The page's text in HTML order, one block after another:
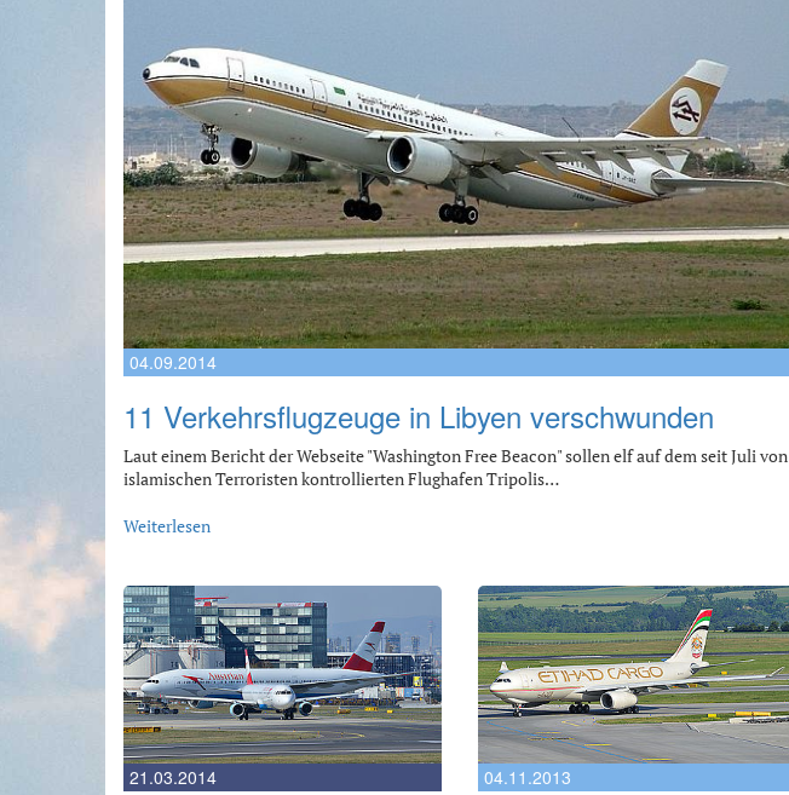
04.09.2014
11 Verkehrsflugzeuge in Libyen verschwunden
Laut einem Bericht der Webseite "Washington Free Beacon" sollen elf auf dem seit Juli von
islamischen Terroristen kontrollierten Flughafen Tripolis…
Weiterlesen
21.03.2014 04.11.2013